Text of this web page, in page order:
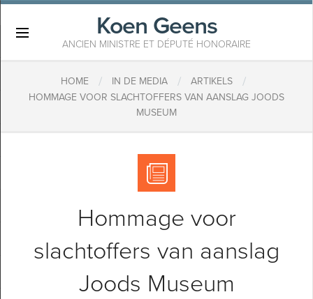
Koen Geens
ANCIEN MINISTRE ET DÉPUTÉ HONORAIRE
HOME / IN DE MEDIA / ARTIKELS /
HOMMAGE VOOR SLACHTOFFERS VAN AANSLAG JOODS
MUSEUM
Hommage voor
slachtoffers van aanslag
Joods Museum